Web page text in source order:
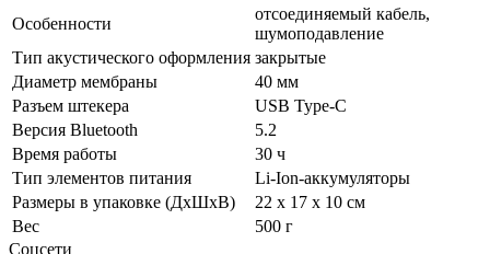
Особенности
отсоединяемый кабель,
шумоподавление
Тип акустического оформления закрытые
Диаметр мембраны
40 мм
Разъем штекера
USB Type-C
Версия Bluetooth
5.2
Время работы
30 ч
Тип элементов питания
Li-Ion-аккумуляторы
Размеры в упаковке (ДхШхВ)
22 x 17 x 10 см
Вес
500 г
Соцсети